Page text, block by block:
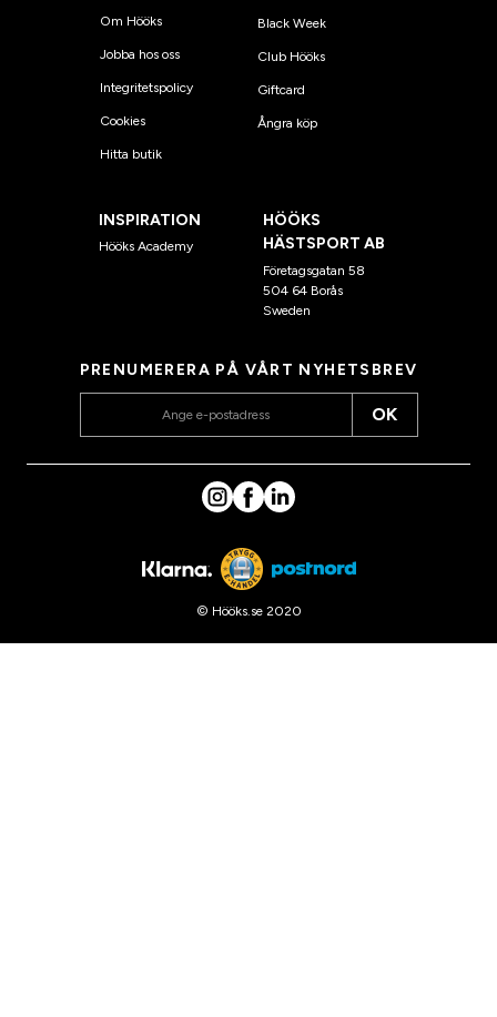
Om Hööks
Jobba hos oss
Integritetspolicy
Cookies
Hitta butik
Black Week
Club Hööks
Giftcard
Ångra köp
INSPIRATION
Hööks Academy
HÖÖKS
HÄSTSPORT AB
Företagsgatan 58
504 64 Borås
Sweden
PRENUMERERA PÅ VÅRT NYHETSBREV
OK
© Hööks.se 2020